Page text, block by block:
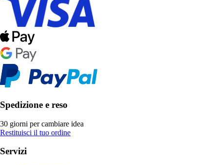
Spedizione e reso
30 giorni per cambiare idea
Restituisci il tuo ordine
Servizi